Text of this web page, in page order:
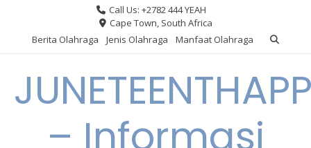
content
Call Us: +2782 444 YEAH
Cape Town, South Africa
Berita Olahraga
Jenis Olahraga Manfaat Olahraga
– Informasi